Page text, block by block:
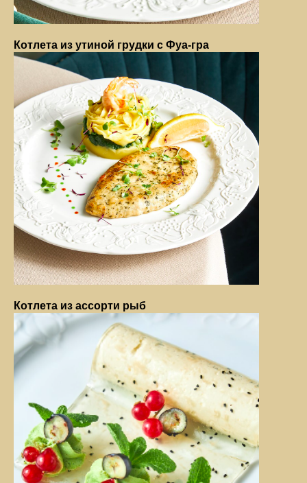
Котлета из утиной грудки с Фуа-гра
Котлета из ассорти рыб